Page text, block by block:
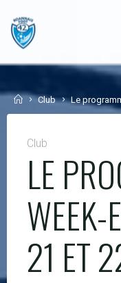
content
Home
Club Le
Club
LE
21 ET